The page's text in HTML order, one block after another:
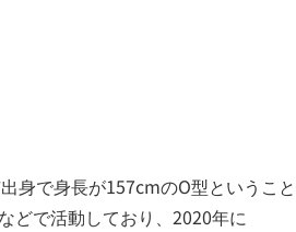
身で身長が157cmのO型ということ
どで活動しており、2020年に